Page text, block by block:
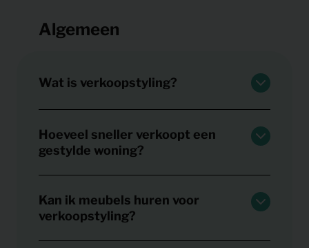
Algemeen
Wat is verkoopstyling?
Hoeveel sneller verkoopt een
gestylde woning?
Kan ik meubels huren voor
verkoopstyling?